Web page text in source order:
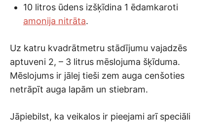
10 litros ūdens izšķīdina 1 ēdamkaroti
amonija nitrāta.
Uz katru kvadrātmetru stādījumu vajadzēs
aptuveni 2, – 3 litrus mēslojuma šķīduma.
Mēslojums ir jālej tieši zem auga cenšoties
netrāpīt auga lapām un stiebram.
Jāpiebilst, ka veikalos ir pieejami arī speciāli